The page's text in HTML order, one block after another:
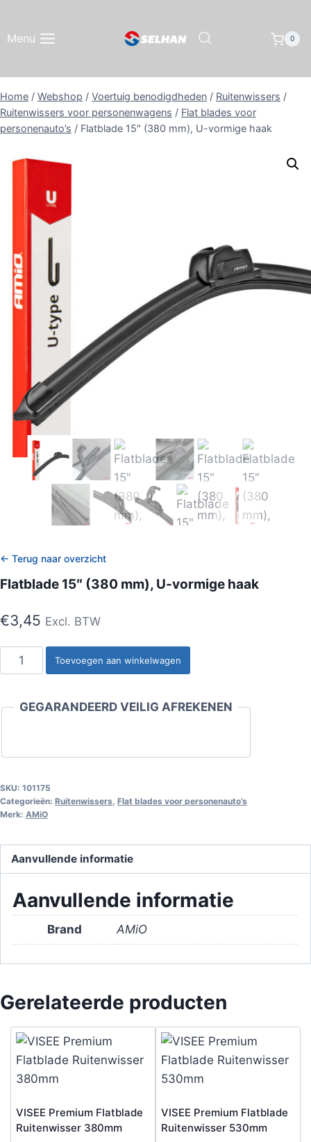
inhoud
Menu 0
Home / Webshop / Voertuig benodigdheden / Ruitenwissers /
Ruitenwissers voor personenwagens / Flat blades voor
personenauto’s / Flatblade 15″ (380 mm), U-vormige haak
← Terug naar overzicht
Flatblade 15″ (380 mm), U-vormige haak
€3,45 Excl. BTW
Flatblade
15"
mm),
aantal
Toevoegen aan winkelwagen
GEGARANDEERD VEILIG AFREKENEN
SKU: 101175
Categorieën: Ruitenwissers, Flat blades voor personenauto’s
Merk: AMiO
Aanvullende informatie
Aanvullende informatie
Brand AMiO
Gerelateerde producten
VISEE Premium Flatblade
Ruitenwisser 380mm
VISEE Premium Flatblade
Ruitenwisser 530mm